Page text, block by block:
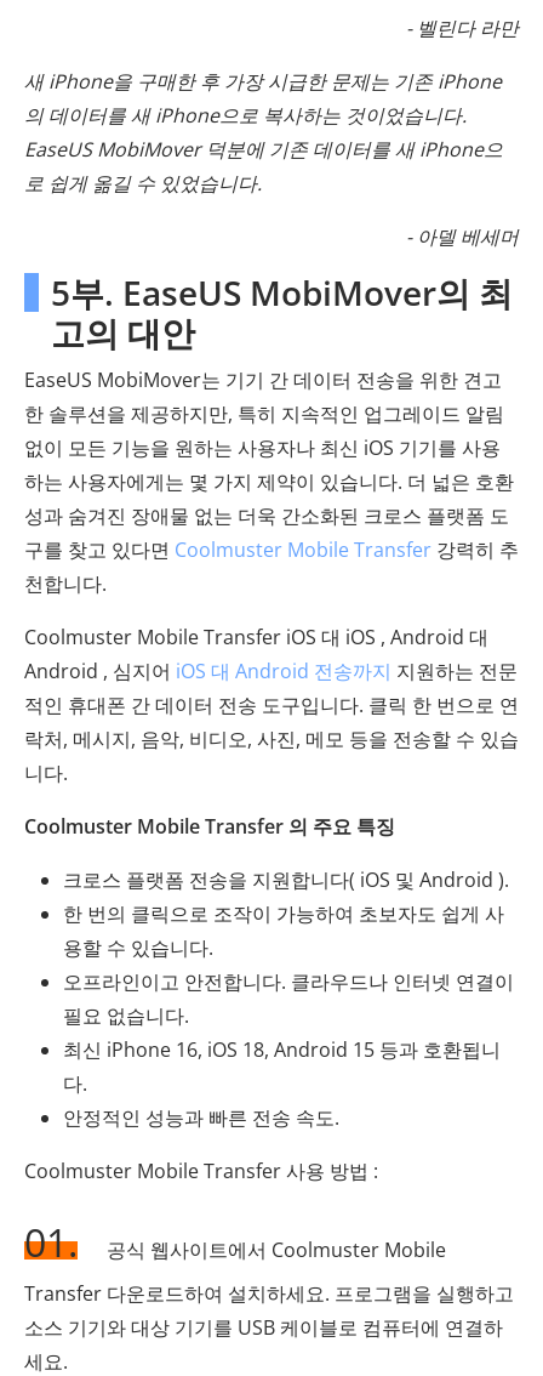
- 벨린다 라만
새 iPhone을 구매한 후 가장 시급한 문제는 기존 iPhone
의 데이터를 새 iPhone으로 복사하는 것이었습니다.
EaseUS MobiMover 덕분에 기존 데이터를 새 iPhone으
로 쉽게 옮길 수 있었습니다.
- 아델 베세머
5부. EaseUS MobiMover의 최
고의 대안
EaseUS MobiMover는 기기 간 데이터 전송을 위한 견고
한 솔루션을 제공하지만, 특히 지속적인 업그레이드 알림
없이 모든 기능을 원하는 사용자나 최신 iOS 기기를 사용
하는 사용자에게는 몇 가지 제약이 있습니다. 더 넓은 호환
성과 숨겨진 장애물 없는 더욱 간소화된 크로스 플랫폼 도
구를 찾고 있다면 Coolmuster Mobile Transfer 강력히 추
천합니다.
Coolmuster Mobile Transfer iOS 대 iOS , Android 대
Android , 심지어 iOS 대 Android 전송까지 지원하는 전문
적인 휴대폰 간 데이터 전송 도구입니다. 클릭 한 번으로 연
락처, 메시지, 음악, 비디오, 사진, 메모 등을 전송할 수 있습
니다.
Coolmuster Mobile Transfer 의 주요 특징
크로스 플랫폼 전송을 지원합니다( iOS 및 Android ).
한 번의 클릭으로 조작이 가능하여 초보자도 쉽게 사
용할 수 있습니다.
오프라인이고 안전합니다. 클라우드나 인터넷 연결이
필요 없습니다.
최신 iPhone 16, iOS 18, Android 15 등과 호환됩니
다.
안정적인 성능과 빠른 전송 속도.
Coolmuster Mobile Transfer 사용 방법 :
01.
공식 웹사이트에서 Coolmuster Mobile
Transfer 다운로드하여 설치하세요. 프로그램을 실행하고
소스 기기와 대상 기기를 USB 케이블로 컴퓨터에 연결하
세요.